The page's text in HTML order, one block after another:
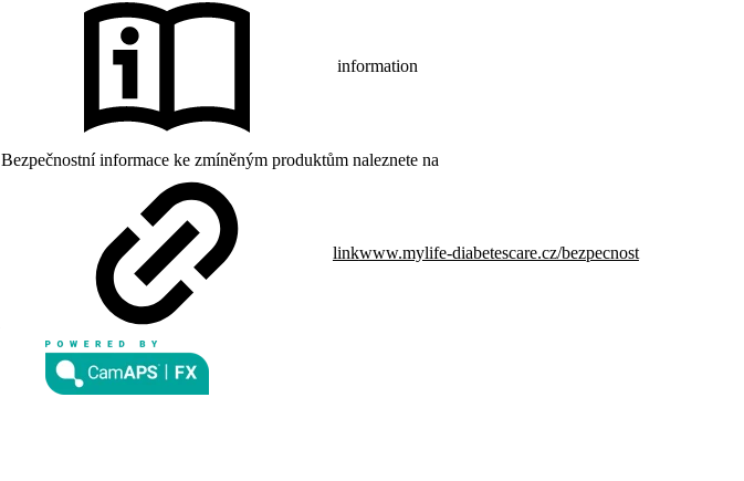
information
Bezpečnostní informace ke zmíněným produktům naleznete na
linkwww.mylife-diabetescare.cz/bezpecnost